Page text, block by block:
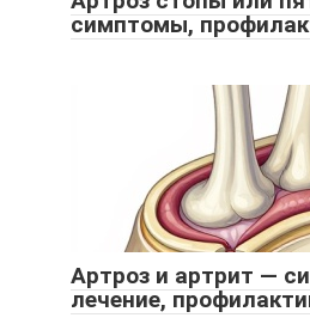
симптомы,
Артроз и артрит —
лечение,